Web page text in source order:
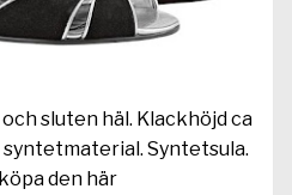
sluten häl. Klackhöjd ca
syntetmaterial. Syntetsula.
den här